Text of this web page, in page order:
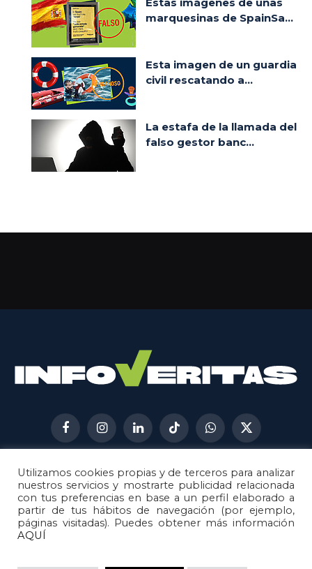
marquesinas de SpainSa...
Esta imagen de un guardia
civil rescatando a...
La estafa de la llamada del
falso gestor banc...
FacebookInstagramLinkedInTikTokWhatsApp
X
(Twitter)
AVISO LEGAL
METODOLOGÍA
POLÍTICA DE COOKIES
POLÍTICA DE CORRECCIONES
Utilizamos cookies propias y de terceros para analizar
nuestros servicios y mostrarte publicidad relacionada
con tus preferencias en base a un perfil elaborado a
partir de tus hábitos de navegación (por ejemplo,
páginas visitadas). Puedes obtener más información
AQUÍ